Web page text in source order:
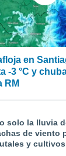
en
-3 °C y
RM
solo la lluvia
de viento
y cultivos